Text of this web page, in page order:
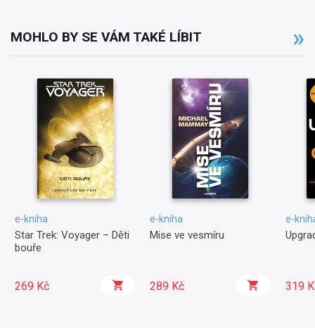
MOHLO BY SE VÁM TAKÉ LÍBIT
e-kniha
Star Trek: Voyager – Děti
bouře
269 Kč
e-kniha
Mise ve vesmíru
289 Kč
e-
319